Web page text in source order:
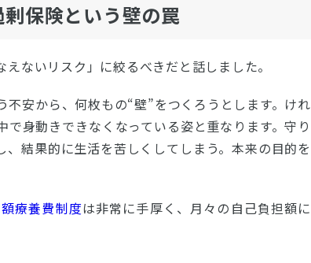
剰保険という壁の罠
ないリスク」に絞るべきだと話しました。
安から、何枚もの“壁”をつくろうとします。けれ
身動きできなくなっている姿と重なります。守り
結果的に生活を苦しくしてしまう。本来の目的を
療養費制度は非常に手厚く、月々の自己負担額に